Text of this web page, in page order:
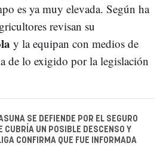
es ya muy elevada. Según ha
revisan su
y la equipan con medios de
de lo exigido por la legislación
SE DEFIENDE POR EL SEGURO
CUBRÍA UN POSIBLE DESCENSO Y
CONFIRMA QUE FUE INFORMADA